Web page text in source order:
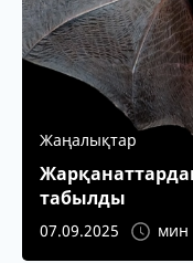
Жаңалықтар
табылды
07.09.2025 мин